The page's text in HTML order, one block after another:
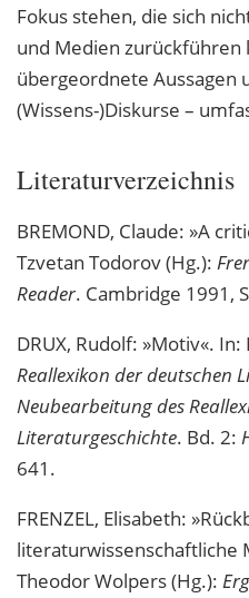
Fokus stehen, die sich
und Medien
übergeordnete Aussagen
(Wissens-)Diskurse –
Literaturverzeichnis
BREMOND, Claude: »A
Tzvetan Todorov (Hg.):
Reader. Cambridge 1991,
DRUX, Rudolf: »Motiv«.
Reallexikon der deutschen
Neubearbeitung des
Literaturgeschichte. Bd. 2:
641.
FRENZEL, Elisabeth:
literaturwissenschaftliche
Theodor Wolpers (Hg.):